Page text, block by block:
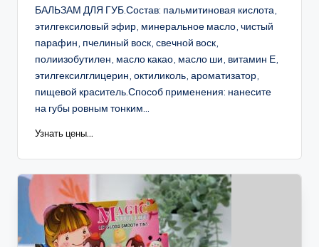
БАЛЬЗАМ ДЛЯ ГУБ.Состав: пальмитиновая кислота,
этилгексиловый эфир, минеральное масло, чистый
парафин, пчелиный воск, свечной воск,
полиизобутилен, масло какао, масло ши, витамин Е,
этилгексилглицерин, октиликоль, ароматизатор,
пищевой краситель.Способ применения: нанесите
на губы ровным тонким...
Узнать цены...